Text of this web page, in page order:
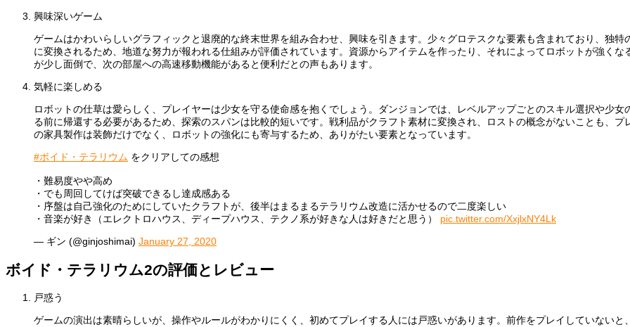
興味深いゲーム
ゲームはかわいらしいグラフィックと退廃的な終末世界を組み合わせ、興味を引きます。少々グロテスクな要素も含まれており、独
に変換されるため、地道な努力が報われる仕組みが評価されています。資源からアイテムを作ったり、それによってロボットが強く
が少し面倒で、次の部屋への高速移動機能があると便利だとの声もあります。
気軽に楽しめる
ロボットの仕草は愛らしく、プレイヤーは少女を守る使命感を抱くでしょう。ダンジョンでは、レベルアップごとのスキル選択や少
る前に帰還する必要があるため、探索のスパンは比較的短いです。戦利品がクラフト素材に変換され、ロストの概念がないことも、
の家具製作は装飾だけでなく、ロボットの強化にも寄与するため、ありがたい要素となっています。
#ボイド・テラリウム をクリアしての感想
・難易度やや高め
・でも周回してけば突破できるし達成感ある
・序盤は自己強化のためにしていたクラフトが、後半はまるまるテラリウム改造に活かせるので二度楽しい
・音楽が好き（エレクトロハウス、ディープハウス、テクノ系が好きな人は好きだと思う） pic.twitter.com/XxjlxNY4Lk
— ギン (@ginjoshimai) January 27, 2020
ボイド・テラリウム2の評価とレビュー
戸惑う
ゲームの演出は素晴らしいが、操作やルールがわかりにくく、初めてプレイする人には戸惑いがあります。前作をプレイしていない